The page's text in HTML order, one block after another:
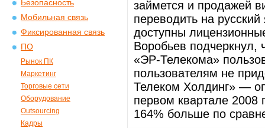
Безопасность
Мобильная связь
Фиксированная связь
ПО
Рынок ПК
Маркетинг
Торговые сети
Оборудование
Outsourcing
Кадры
займется и продажей
переводить на
доступны
Воробьев подчеркнул,
«ЭР-Телекома»
пользователям не
Телеком Холдинг» —
первом квартале 2008
164% больше по